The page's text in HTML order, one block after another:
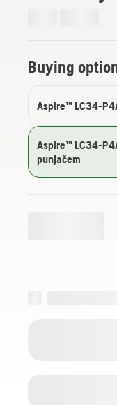
Buying
Aspire™ LC34-
Aspire™ LC34-
punjačem